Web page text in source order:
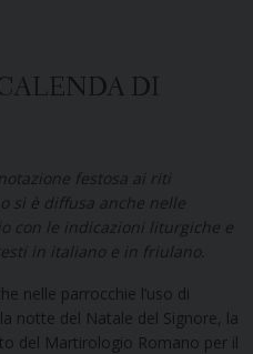
DI
festosa ai riti
si è diffusa anche nelle
con le indicazioni liturgiche e
in italiano e in friulano.
nelle parrocchie l’uso di
notte del Natale del Signore, la
del Martirologio Romano per il